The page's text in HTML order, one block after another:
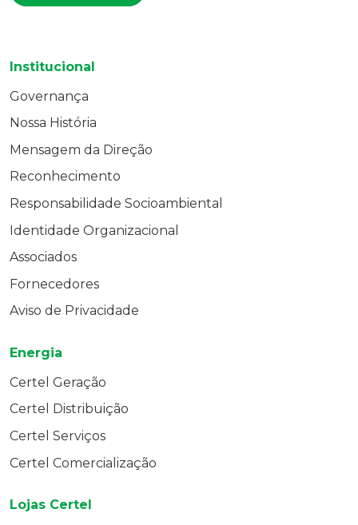
Institucional
Governança
Nossa História
Mensagem da Direção
Reconhecimento
Responsabilidade Socioambiental
Identidade Organizacional
Associados
Fornecedores
Aviso de Privacidade
Energia
Certel Geração
Certel Distribuição
Certel Serviços
Certel Comercialização
Lojas Certel